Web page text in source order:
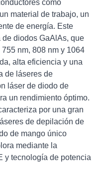
como
material de trabajo, un
de energía. Este
diodos GaAlAs, que
nm, 808 nm y 1064
alta eficiencia y una
de láseres de
láser de diodo de
un rendimiento óptimo.
por una gran
de depilación de
de mango único
mediante la
y tecnología de potencia